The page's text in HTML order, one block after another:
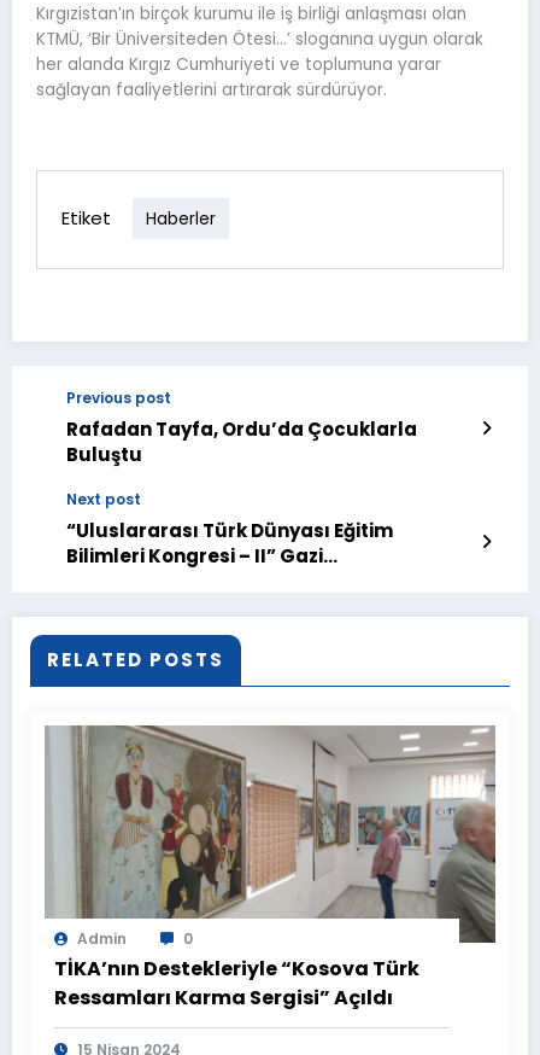
Kırgızistan’ın birçok kurumu ile iş birliği anlaşması olan
KTMÜ, ‘Bir Üniversiteden Ötesi…’ sloganına uygun olarak
her alanda Kırgız Cumhuriyeti ve toplumuna yarar
sağlayan faaliyetlerini artırarak sürdürüyor.
Etiket Haberler
Previous post
Rafadan Tayfa, Ordu’da Çocuklarla
Buluştu
Next post
“Uluslararası Türk Dünyası Eğitim
Bilimleri Kongresi – II” Gazi
RELATED POSTS
Admin 0
TİKA’nın Destekleriyle “Kosova Türk
Ressamları Karma Sergisi” Açıldı
15 Nisan 2024